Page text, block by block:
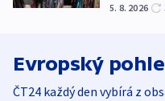
5. 8. 2026
Evropský
ČT24 každý den vybírá z